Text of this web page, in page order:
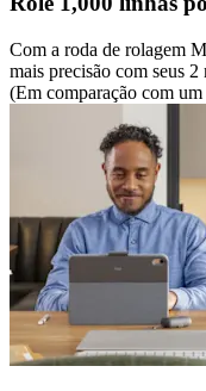
Com a roda de rolagem
mais precisão com seus
(Em comparação com